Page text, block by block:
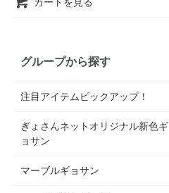
グループから探す
注目アイテムピックアップ！
ぎょさんネットオリジナル新色ギ
ョサン
マーブルギョサン